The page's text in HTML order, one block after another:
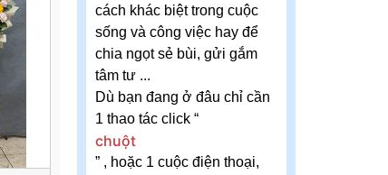
cách khác biệt trong cuộc
sống và công việc hay để
chia ngọt sẻ bùi, gửi gắm
tâm tư ...
Dù bạn đang ở đâu chỉ cần
1 thao tác click “
chuột
” , hoặc 1 cuộc điện thoại,